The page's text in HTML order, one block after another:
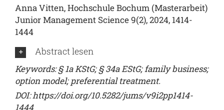
Anna Vitten, Hochschule Bochum (Masterarbeit)
Junior Management Science 9(2), 2024, 1414-
1444
Abstract lesen
Keywords: § 1a KStG; § 34a EStG; family business;
option model; preferential treatment.
DOI:https://doi.org/10.5282/jums/v9i2pp1414-
1444